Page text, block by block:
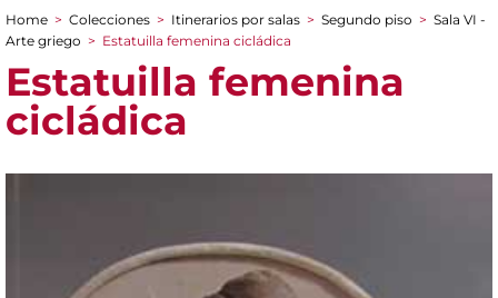
You are here
Home > Colecciones > Itinerarios por salas > Segundo piso > Sala VI -
Arte griego > Estatuilla femenina cicládica
Estatuilla femenina
cicládica